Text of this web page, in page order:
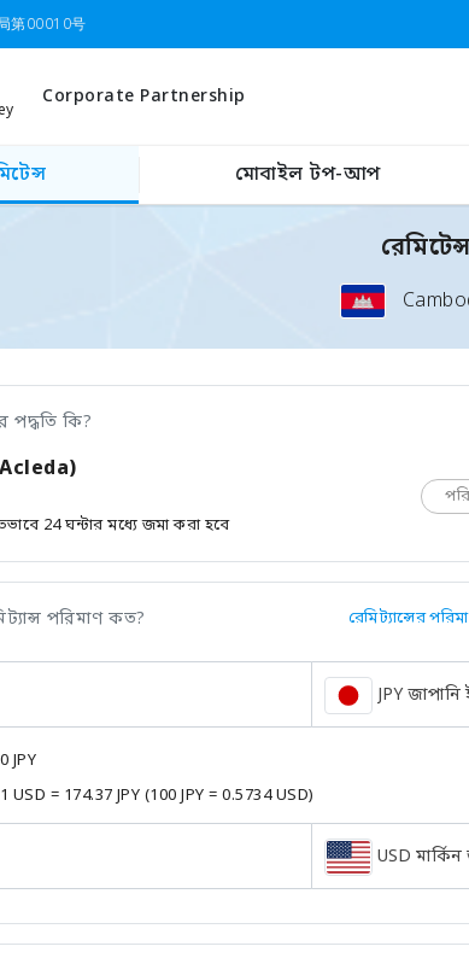
第00010号
Corporate Partnership
মোবাইল টপ-আপ
পদ্ধতি কি?
24 ঘন্টার মধ্যে জমা করা হবে
পরিমাণ কত? রেমিট্যান্সের
JPY জাপানি
0 JPY
1 USD = 174.37 JPY (100 JPY = 0.5734 USD)
USD